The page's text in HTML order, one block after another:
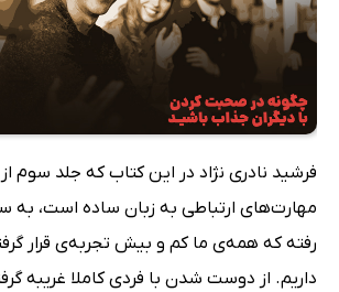
فرشید نادری نژاد در این کتاب که جلد سوم
مهارت‌های ارتباطی به زبان ساده است، به
رفته که همه‌ی ما کم و بیش تجربه‌ی قرار
داریم. از دوست شدن با فردی کاملا غریبه